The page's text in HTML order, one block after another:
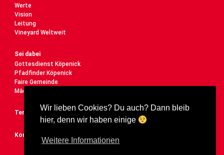
Wir lieben Cookies? Du auch? Dann bleib
hier, denn wir haben einige
Weitere Informationen
Werte
Vision
Leitung
Vineyard Weltweit
Sei dabei
Gottesdienst Köpenick
Pfadfinder Köpenick
Faire Gemeinde
Mädelstreff
Termine
Kontakt